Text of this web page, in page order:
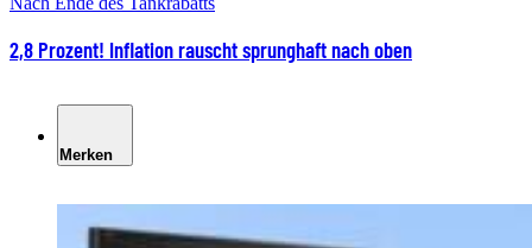
2,8 Prozent! Inflation rauscht sprunghaft nach oben
Merken